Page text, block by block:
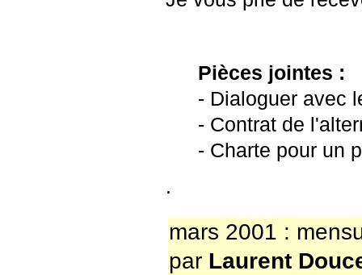
Pièces jointes :
- Dialoguer avec
- Contrat de
- Charte pour un
.
mars 2001 :
par Laurent